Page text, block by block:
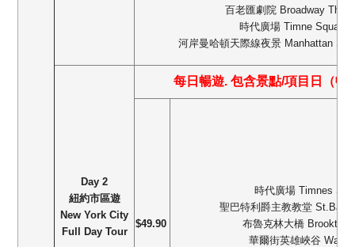
百老匯劇院 Broadway
時代廣場Timne Square
河岸曼哈頓天際線夜景 Manhattan
Day 2
紐約市區遊
New York City
Full Day Tour
每日暢遊.包含景點/項目日（暢
$49.90
時代廣場Timnes
聖巴特利爵主教教堂
布魯克林大橋 Brooktyn
華爾街英雄峽谷 Wall